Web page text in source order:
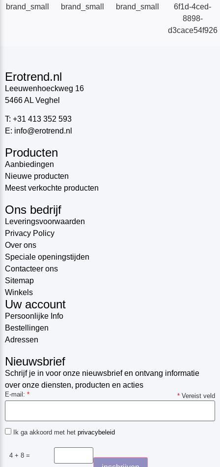
Erotrend.nl
Leeuwenhoeckweg 16
5466 AL Veghel
T: +31 413 352 593
E: info@erotrend.nl
Producten
Aanbiedingen
Nieuwe producten
Meest verkochte producten
Ons bedrijf
Leveringsvoorwaarden
Privacy Policy
Over ons
Speciale openingstijden
Contacteer ons
Sitemap
Winkels
Uw account
Persoonlijke Info
Bestellingen
Adressen
Nieuwsbrief
Schrijf je in voor onze nieuwsbrief en ontvang informatie
over onze diensten, producten en acties
* Vereist veld
E-mail: *
Ik ga akkoord met het privacybeleid
4 + 8 =